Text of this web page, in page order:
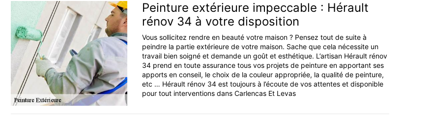
Peinture extérieure impeccable : Hérault
rénov 34 à votre disposition
Vous sollicitez rendre en beauté votre maison ? Pensez tout de suite à
peindre la partie extérieure de votre maison. Sache que cela nécessite un
travail bien soigné et demande un goût et esthétique. L’artisan Hérault rénov
34 prend en toute assurance tous vos projets de peinture en apportant ses
apports en conseil, le choix de la couleur appropriée, la qualité de peinture,
etc … Hérault rénov 34 est toujours à l’écoute de vos attentes et disponible
pour tout interventions dans Carlencas Et Levas